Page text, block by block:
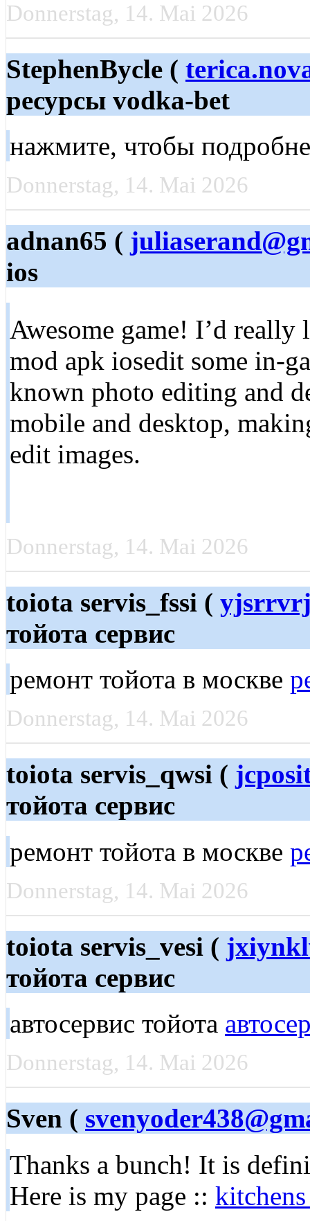
Donnerstag, 14. Mai 2026
StephenBycle (
ресурсы vodka-bet
нажмите, чтобы
Donnerstag, 14. Mai 2026
adnan65 (
ios
Awesome game! I’d
mod apk iosedit some in-
known photo editing and
mobile and desktop,
edit images.
Donnerstag, 14. Mai 2026
toiota servis_fssi (
тойота сервис
ремонт тойота в москве
Donnerstag, 14. Mai 2026
toiota servis_qwsi (
тойота сервис
ремонт тойота в москве
Donnerstag, 14. Mai 2026
toiota servis_vesi (
тойота сервис
автосервис тойота
Donnerstag, 14. Mai 2026
Sven (
Thanks a bunch! It is
Here is my page ::